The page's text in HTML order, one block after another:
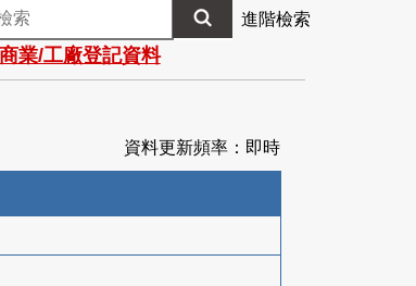
進階檢索
業/工廠登記資料
資料更新頻率：即時